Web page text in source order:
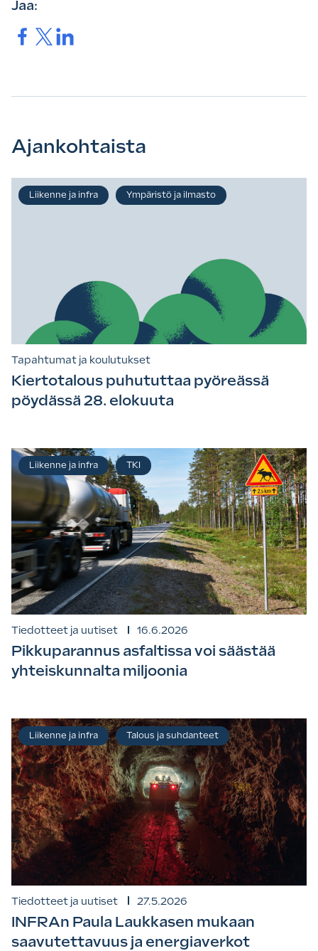
Jaa:
Jaa. Jaa.Jaa.
Ajankohtaista
Tapahtumat ja koulutukset
Kiertotalous puhututtaa pyöreässä
pöydässä 28. elokuuta
Liikenne ja infra Ympäristö ja ilmasto
Tiedotteet ja uutiset 16.6.2026
Pikkuparannus asfaltissa voi säästää
yhteiskunnalta miljoonia
Liikenne ja infra TKI
Tiedotteet ja uutiset 27.5.2026
INFRAn Paula Laukkasen mukaan
saavutettavuus ja energiaverkot
Liikenne ja infra Talous ja suhdanteet